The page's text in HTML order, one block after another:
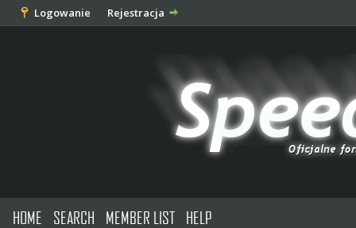
Logowanie Rejestracja
HOME SEARCH MEMBER LIST HELP